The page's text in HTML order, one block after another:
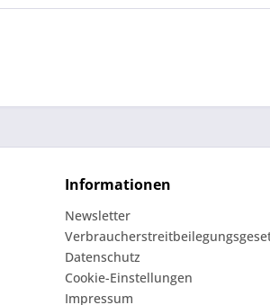
Informationen
Newsletter
Datenschutz
Cookie-Einstellungen
Impressum